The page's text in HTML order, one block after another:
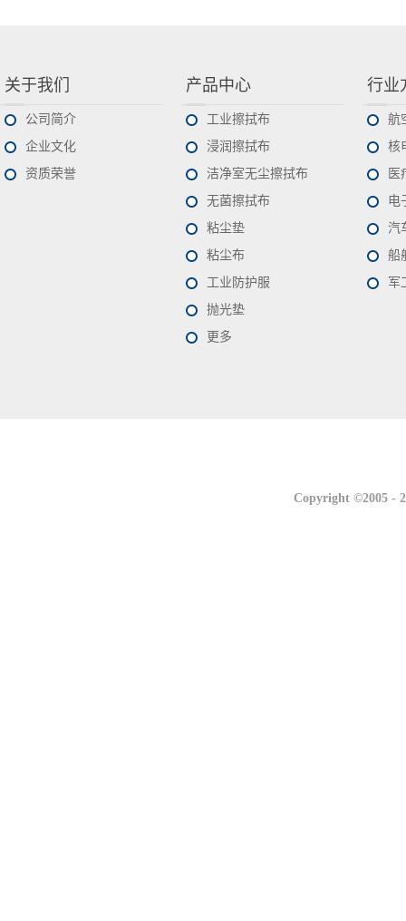
关于我们
公司简介
企业文化
资质荣誉
产品中心
工业擦拭布
浸润擦拭布
洁净室无尘擦拭布
无菌擦拭布
粘尘垫
粘尘布
工业防护服
抛光垫
更多
行业
航
核
医
电
汽
船
军
Copyright ©2005 -